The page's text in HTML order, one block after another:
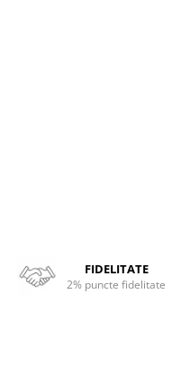
FIDELITATE
2% puncte fidelitate